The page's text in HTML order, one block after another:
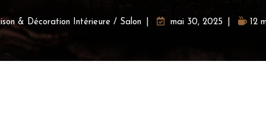
& Décoration Intérieure / Salon mai 30, 2025 12